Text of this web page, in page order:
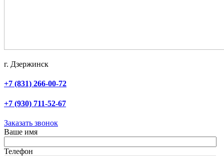
г. Дзержинск
+7 (831) 266-00-72
+7 (930) 711-52-67
Заказать звонок
Ваше имя
Телефон